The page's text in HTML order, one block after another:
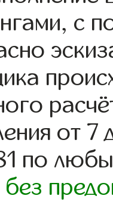
с
от 7
по